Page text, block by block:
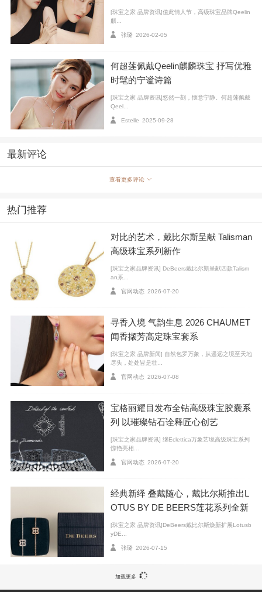
在童趣盎然的「翻花绳」游戏中，她佩戴Mini Solitair
e 18K玫瑰金钻石戒指、Wulu Petite 18K玫瑰金Akoya珍
珠与钻石项链及耳环，以及Wulu Mini 18K白金钻石项
链。细腻设计与轻快氛围交织，展现纯粹喜悦与优雅风
采。
活细节，完美展现当代女性的日常态度与品味。
[珠宝之家 品牌资讯]值此情人节，高级珠宝品牌Qeelin
麒...
张璐 2026-02-05
何超莲佩戴Qeelin麒麟珠宝 抒写优雅
时髦的宁谧诗篇
[珠宝之家 品牌资讯]悠然一刻，惬意宁静。何超莲佩戴
Qeel...
Estelle 2025-09-28
最新评论
查看更多评论
热门推荐
对比的艺术，戴比尔斯呈献 Talisman
高级珠宝系列新作
[珠宝之家品牌资讯] DeBeers戴比尔斯呈献四款Talism
an系...
官网动态 2026-07-20
寻香入境 气韵生息 2026 CHAUMET
闻香撷芳高定珠宝套系
[珠宝之家 品牌新闻] 自然包罗万象，从遥远之境至天地
尽头，处处皆是壮...
官网动态 2026-07-08
宝格丽耀目发布全钻高级珠宝胶囊系
列 以璀璨钻石诠释匠心创艺
[珠宝之家品牌资讯] 继Eclettica万象艺境高级珠宝系列
惊艳亮相...
官网动态 2026-07-20
经典新绎 叠戴随心，戴比尔斯推出L
OTUS BY DE BEERS莲花系列全新
臻作
[珠宝之家 品牌资讯]DeBeers戴比尔斯焕新扩展Lotusb
yDE...
张璐 2026-07-15
加载更多